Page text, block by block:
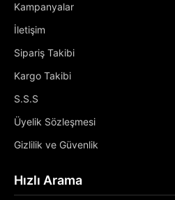
Kampanyalar
İletişim
Sipariş Takibi
Kargo Takibi
S.S.S
Üyelik Sözleşmesi
Gizlilik ve Güvenlik
Hızlı Arama